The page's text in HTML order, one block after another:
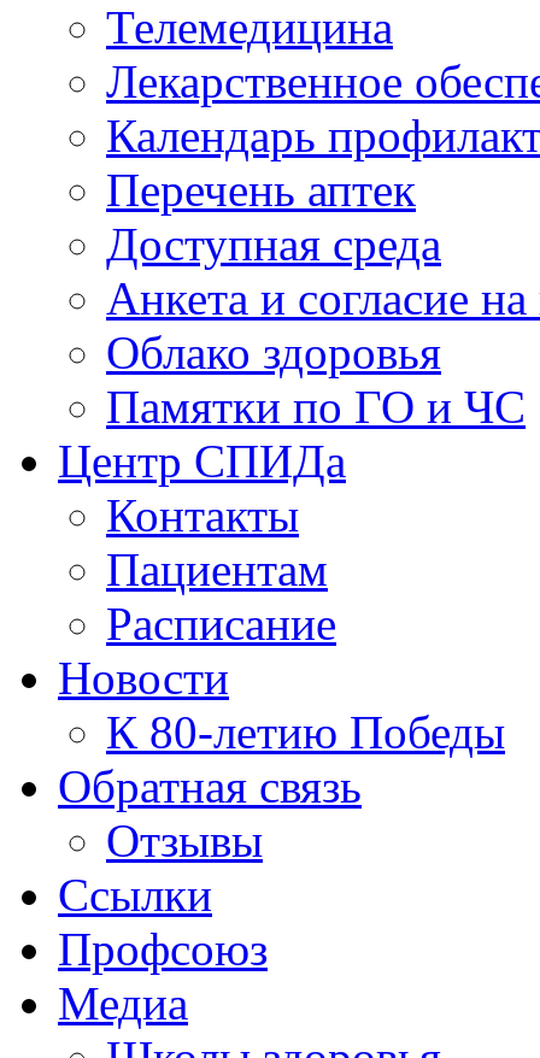
Телемедицина
Лекарственное
Календарь
Перечень аптек
Доступная среда
Анкета и согласие
Облако здоровья
Памятки по ГО и ЧС
Центр СПИДа
Контакты
Пациентам
Расписание
Новости
К 80-летию Победы
Обратная связь
Отзывы
Ссылки
Профсоюз
Медиа